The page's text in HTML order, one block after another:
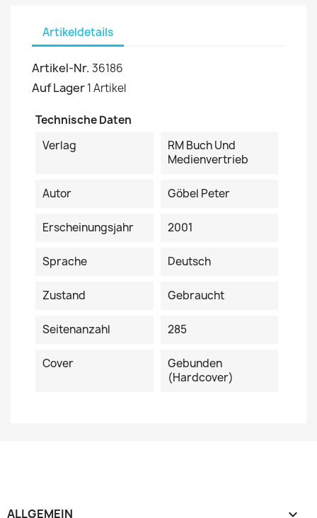
Artikeldetails
Artikel-Nr. 36186
Auf Lager1 Artikel
Technische Daten
Verlag
RM Buch Und
Medienvertrieb
Autor Göbel Peter
Erscheinungsjahr 2001
Sprache Deutsch
Zustand Gebraucht
Seitenanzahl 285
Cover
Gebunden
(Hardcover)
ALLGEMEIN 